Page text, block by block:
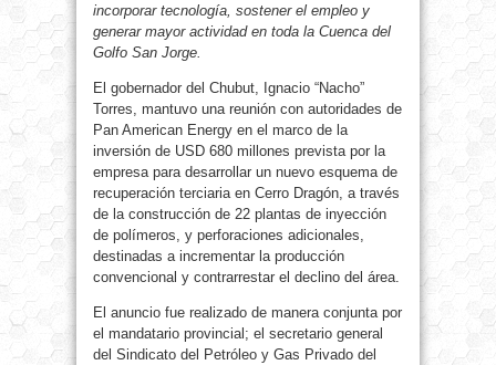
incorporar tecnología, sostener el empleo y
generar mayor actividad en toda la Cuenca del
Golfo San Jorge.
El gobernador del Chubut, Ignacio “Nacho”
Torres, mantuvo una reunión con autoridades de
Pan American Energy en el marco de la
inversión de USD 680 millones prevista por la
empresa para desarrollar un nuevo esquema de
recuperación terciaria en Cerro Dragón, a través
de la construcción de 22 plantas de inyección
de polímeros, y perforaciones adicionales,
destinadas a incrementar la producción
convencional y contrarrestar el declino del área.
El anuncio fue realizado de manera conjunta por
el mandatario provincial; el secretario general
del Sindicato del Petróleo y Gas Privado del